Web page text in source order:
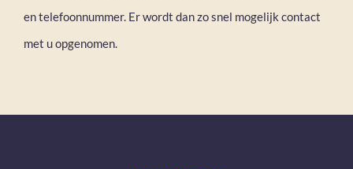
en telefoonnummer. Er wordt dan zo snel mogelijk contact
met u opgenomen.